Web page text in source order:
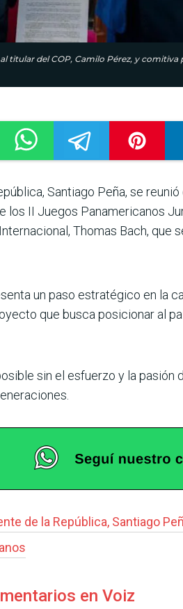
titular del COP, Camilo Pérez, y
Santiago Peña, se
los II Juegos Panamericanos
Tho­mas Bach, que
un paso estratégico en la
que busca posicionar al
sin el esfuerzo y la
de la República, Santiago
en Voiz